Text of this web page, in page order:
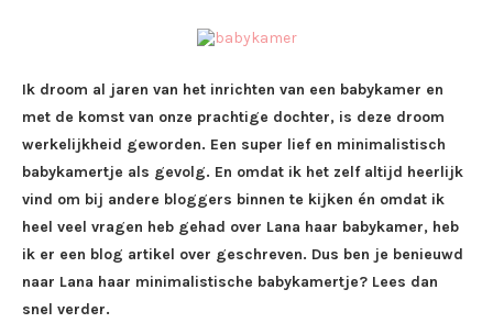
Ik droom al jaren van het inrichten van een babykamer en
met de komst van onze prachtige dochter, is deze droom
werkelijkheid geworden. Een super lief en minimalistisch
babykamertje als gevolg. En omdat ik het zelf altijd heerlijk
vind om bij andere bloggers binnen te kijken én omdat ik
heel veel vragen heb gehad over Lana haar babykamer, heb
ik er een blog artikel over geschreven. Dus ben je benieuwd
naar Lana haar minimalistische babykamertje? Lees dan
snel verder.